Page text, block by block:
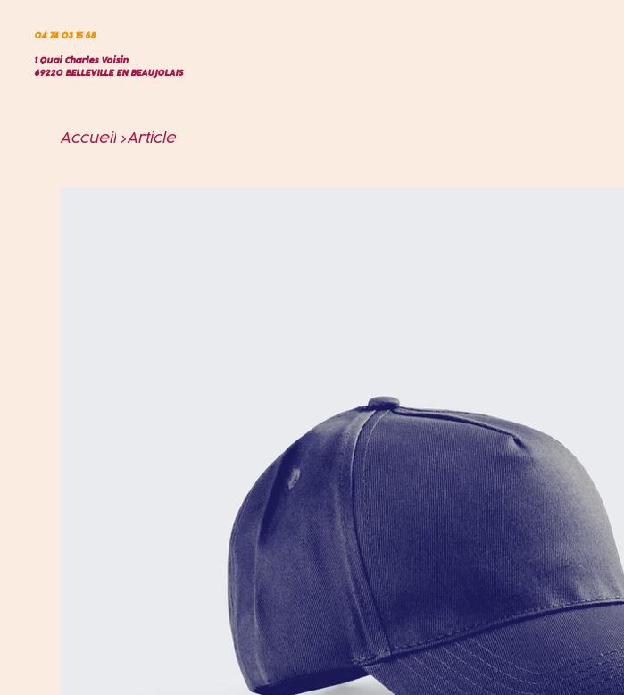
04 74 03 15 68
1 Quai Charles Voisin
69220 BELLEVILLE EN BEAUJOLAIS
Accueil >Article